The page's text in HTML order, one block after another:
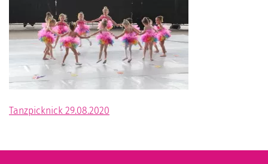
BEITRAGSNAVIGATION
Tanzpicknick 29.08.2020